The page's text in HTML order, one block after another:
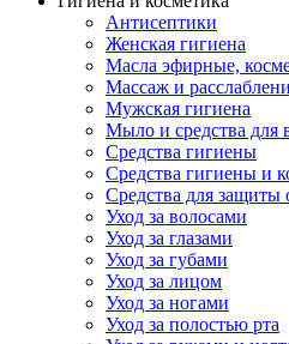
Антисептики
Женская гигиена
Масла эфирные,
Массаж и
Мужская гигиена
Мыло и средства для
Средства гигиены
Средства гигиены и
Средства для защиты
Уход за волосами
Уход за глазами
Уход за губами
Уход за лицом
Уход за ногами
Уход за полостью рта